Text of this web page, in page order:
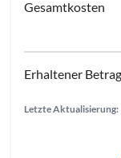
Letzte Aktualisierung: